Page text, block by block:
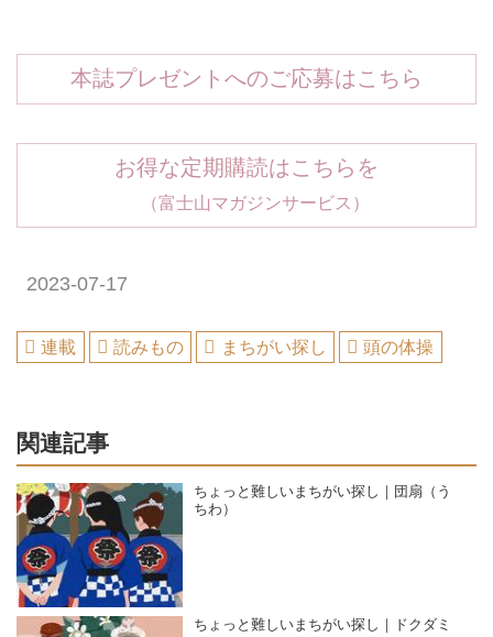
本誌プレゼントへのご応募はこちら
お得な定期購読はこちらを
（富士山マガジンサービス）
2023-07-17
連載 読みもの まちがい探し 頭の体操
関連記事
ちょっと難しいまちがい探し｜団扇（う
ちわ）
ちょっと難しいまちがい探し｜ドクダミ